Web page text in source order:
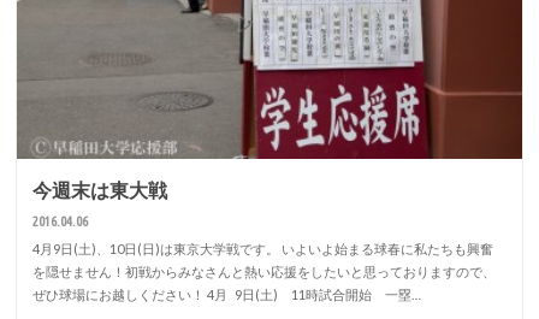
今週末は東大戦
2016.04.06
4月9日(土)、10日(日)は東京大学戦です。 いよいよ始まる球春に私たちも興奮
を隠せません！初戦からみなさんと熱い応援をしたいと思っておりますので、
ぜひ球場にお越しください！ 4月 9日(土) 11時試合開始 一塁…